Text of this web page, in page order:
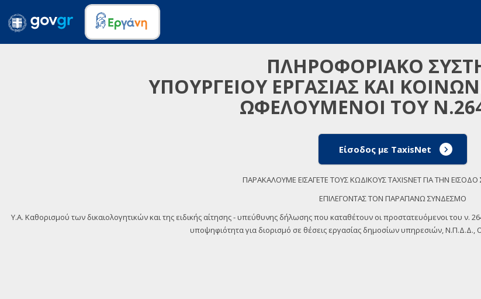
ΠΛΗΡΟΦΟΡΙΑΚΟ
ΥΠΟΥΡΓΕΙΟΥ ΕΡΓΑΣΙΑΣ ΚΑΙ
ΩΦΕΛΟΥΜΕΝΟΙ ΤΟΥ
Είσοδος με TaxisNet
ΠΑΡΑΚΑΛΟΥΜΕ ΕΙΣΑΓΕΤΕ ΤΟΥΣ ΚΩΔΙΚΟΥΣ TAXISNET ΓΙΑ ΤΗΝ
ΕΠΙΛΕΓΟΝΤΑΣ ΤΟΝ ΠΑΡΑΠΑΝΩ ΣΥΝΔΕΣΜΟ
Y.A. Καθορισμού των δικαιολογητικών και της ειδικής αίτησης - υπεύθυνης δήλωσης που καταθέτουν οι προστατευόμενοι του ν.
υποψηφιότητα για διορισμό σε θέσεις εργασίας δημοσίων υπηρεσιών, Ν.Π.Δ.Δ.,